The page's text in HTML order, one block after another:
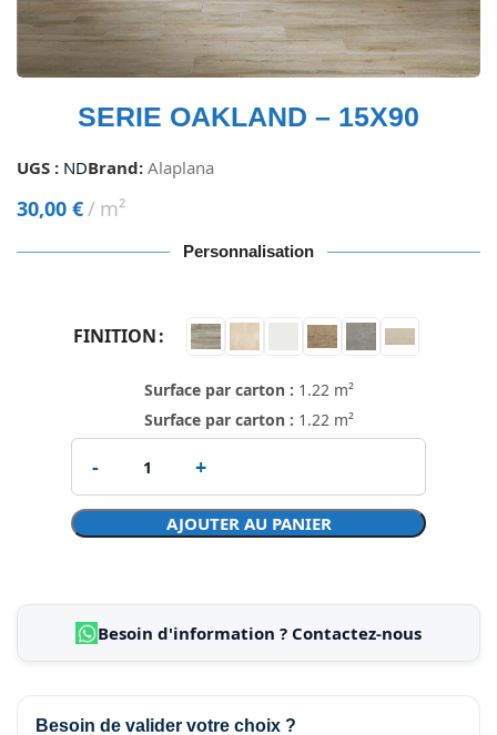
SERIE OAKLAND – 15X90
UGS : NDBrand: Alaplana
30,00 € m²
Personnalisation
FINITION
Surface par carton : 1.22 m²
Surface par carton : 1.22 m²
AJOUTER AU PANIER
Besoin d'information ? Contactez-nous
Besoin de valider votre choix ?